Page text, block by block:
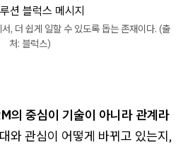
, 더 쉽게 일할 수 있도록 돕는 존재이다. (출
처: 블럭스)
의 중심이 기술이 아니라 관계라
와 관심이 어떻게 바뀌고 있는지,